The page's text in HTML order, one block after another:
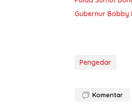
Gubernur Bobby
Pengedar
Komentar